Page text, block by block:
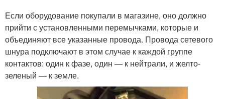
Если оборудование покупали в магазине, оно должно
прийти с установленными перемычками, которые и
объединяют все указанные провода. Провода сетевого
шнура подключают в этом случае к каждой группе
контактов: один к фазе, один — к нейтрали, и желто-
зеленый — к земле.